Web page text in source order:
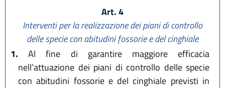
Art. 4
Interventi per la realizzazione dei piani di controllo
delle specie con abitudini fossorie e del cinghiale
1. Al fine di garantire maggiore efficacia
nell’attuazione dei piani di controllo delle specie
con abitudini fossorie e del cinghiale previsti in